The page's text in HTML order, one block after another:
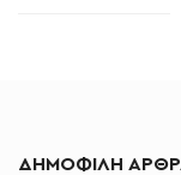
ΔΗΜΟΦΙΛΗ